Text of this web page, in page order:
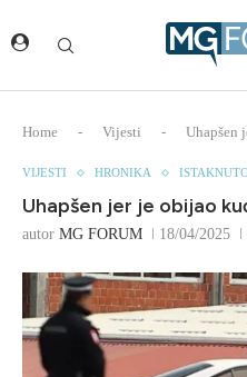
Home - Vijesti - Uhapšen
VIJESTI HRONIKA
Uhapšen jer je obijao
autor MG FORUM 18/04/2025